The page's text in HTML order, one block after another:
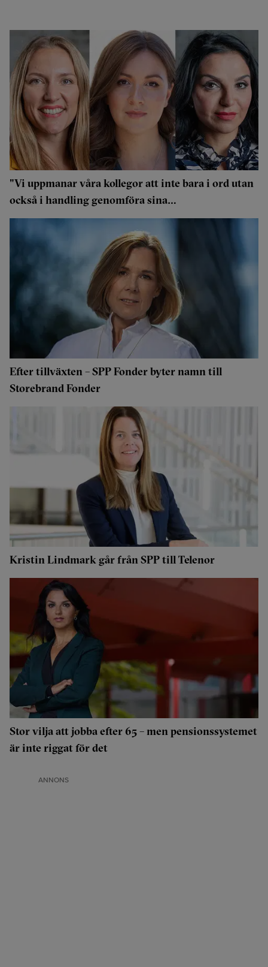
"Vi uppmanar våra kollegor att inte bara i ord utan
också i handling genomföra sina
hållbarhetspolicies"
Efter tillväxten – SPP Fonder byter namn till
Storebrand Fonder
Kristin Lindmark går från SPP till Telenor
Stor vilja att jobba efter 65 – men pensionssystemet
är inte riggat för det
ANNONS